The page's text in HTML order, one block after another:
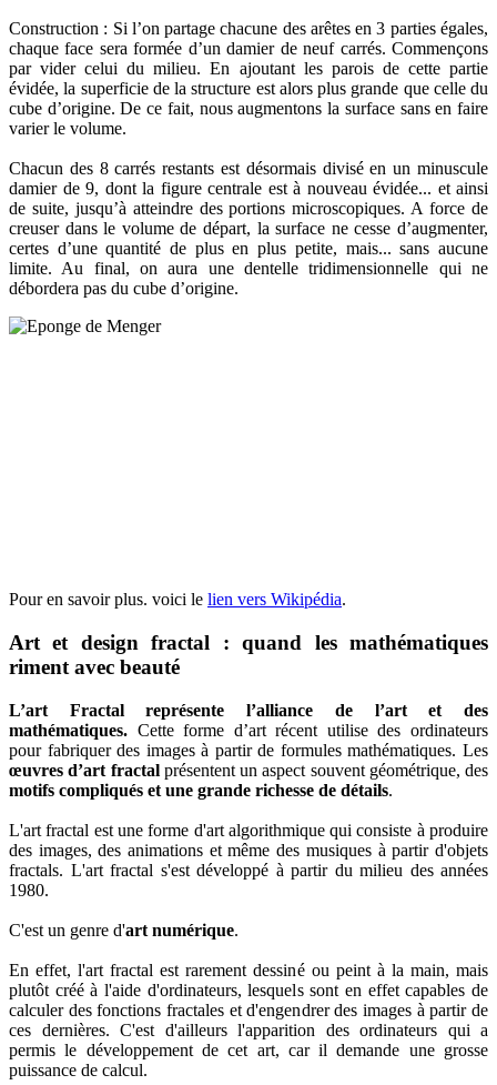
Construction : Si l’on partage chacune des arêtes en 3 parties égales,
chaque face sera formée d’un damier de neuf carrés. Commençons
par vider celui du milieu. En ajoutant les parois de cette partie
évidée, la superficie de la structure est alors plus grande que celle du
cube d’origine. De ce fait, nous augmentons la surface sans en faire
varier le volume.
Chacun des 8 carrés restants est désormais divisé en un minuscule
damier de 9, dont la figure centrale est à nouveau évidée... et ainsi
de suite, jusqu’à atteindre des portions microscopiques. A force de
creuser dans le volume de départ, la surface ne cesse d’augmenter,
certes d’une quantité de plus en plus petite, mais... sans aucune
limite. Au final, on aura une dentelle tridimensionnelle qui ne
débordera pas du cube d’origine.
Pour en savoir plus. voici le lien vers Wikipédia.
Art et design fractal : quand les mathématiques
riment avec beauté
L’art Fractal représente l’alliance de l’art et des
mathématiques. Cette forme d’art récent utilise des ordinateurs
pour fabriquer des images à partir de formules mathématiques. Les
œuvres d’art fractalprésentent un aspect souvent géométrique, des
motifs compliqués et une grande richesse de détails.
L'art fractal est une forme d'art algorithmique qui consiste à produire
des images, des animations et même des musiques à partir d'objets
fractals. L'art fractal s'est développé à partir du milieu des années
1980.
C'est un genre d'art numérique.
En effet, l'art fractal est rarement dessiné ou peint à la main, mais
plutôt créé à l'aide d'ordinateurs, lesquels sont en effet capables de
calculer des fonctions fractales et d'engendrer des images à partir de
ces dernières. C'est d'ailleurs l'apparition des ordinateurs qui a
permis le développement de cet art, car il demande une grosse
puissance de calcul.